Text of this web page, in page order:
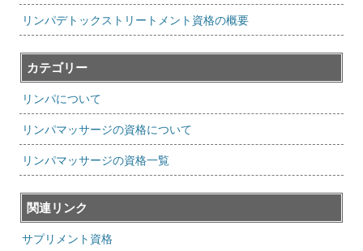
リンパデトックストリートメント資格の概要
カテゴリー
リンパについて
リンパマッサージの資格について
リンパマッサージの資格一覧
関連リンク
サプリメント資格